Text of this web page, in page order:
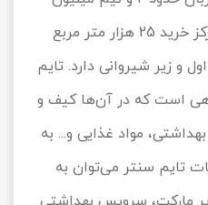
بازدید کننده می‌باشد، این مرکز خرید 25 هزار متر مربع
اول و زیر شیروانی دارد. تایم
فروشگاهی است که در آن‌ها کیف و
مواد غذایی و... به
تایم سنتر می‌توان به